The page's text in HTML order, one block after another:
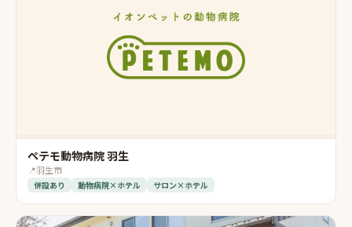
ペテモ動物病院 羽生
📍羽生市
併設あり 動物病院×ホテル サロン×ホテル